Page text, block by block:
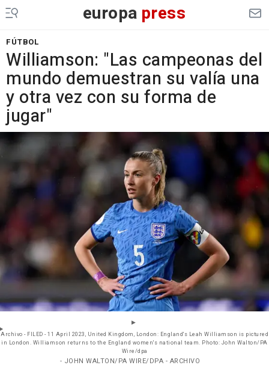
europa press
FÚTBOL
Williamson: "Las campeonas del
mundo demuestran su valía una
y otra vez con su forma de
jugar"
Archivo - FILED - 11 April 2023, United Kingdom, London: England's Leah Williamson is pictured
in London. Williamson returns to the England women's national team. Photo: John Walton/PA
Wire/dpa
- JOHN WALTON/PA WIRE/DPA - ARCHIVO